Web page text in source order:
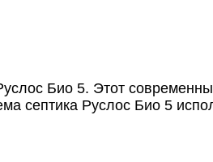
Био 5. Этот
септика Руслос Био 5